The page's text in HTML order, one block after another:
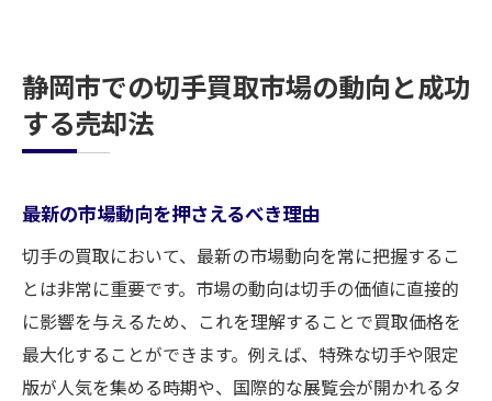
静岡市での切手買取市場の動向と成功
する売却法
最新の市場動向を押さえるべき理由
切手の買取において、最新の市場動向を常に把握するこ
とは非常に重要です。市場の動向は切手の価値に直接的
に影響を与えるため、これを理解することで買取価格を
最大化することができます。例えば、特殊な切手や限定
版が人気を集める時期や、国際的な展覧会が開かれるタ